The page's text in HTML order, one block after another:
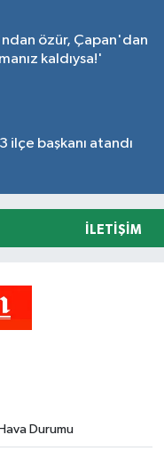
özür, Çapan'dan
kaldıysa!'
ilçe başkanı atandı
İLETIŞIM
Durumu